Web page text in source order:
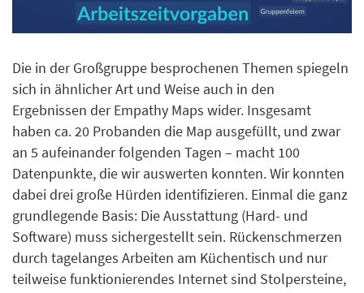
Die in der Großgruppe besprochenen Themen spiegeln
sich in ähnlicher Art und Weise auch in den
Ergebnissen der Empathy Maps wider. Insgesamt
haben ca. 20 Probanden die Map ausgefüllt, und zwar
an 5 aufeinander folgenden Tagen – macht 100
Datenpunkte, die wir auswerten konnten. Wir konnten
dabei drei große Hürden identifizieren. Einmal die ganz
grundlegende Basis: Die Ausstattung (Hard- und
Software) muss sichergestellt sein. Rückenschmerzen
durch tagelanges Arbeiten am Küchentisch und nur
teilweise funktionierendes Internet sind Stolpersteine,